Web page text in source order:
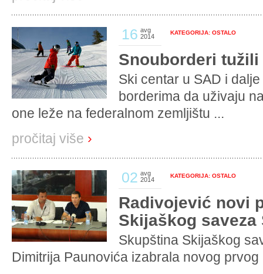
16 avg
2014
KATEGORIJA: OSTALO
Snouborderi
Ski centar u SAD i
borderima da uživaju
one leže na federalnom zemljištu ...
pročitaj više ›
02 avg
2014
KATEGORIJA: OSTALO
Radivojević novi
Skijaškog saveza
Skupština Skijaškog
Dimitrija Paunovića izabrala novog